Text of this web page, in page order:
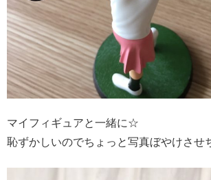
マイフィギュアと一緒に☆
恥ずかしいのでちょっと写真ぼやけさせ